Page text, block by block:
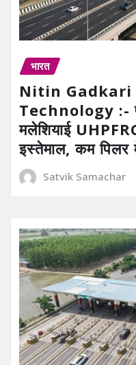
भारत
Nitin Gadkari
Technology :-
मलेशियाई
इस्तेमाल, कम
Satvik Samachar